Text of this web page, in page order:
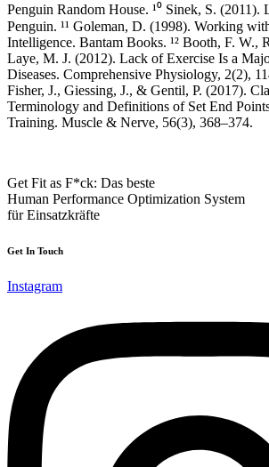
Penguin Random House. ¹⁰ Sinek, S. (2011).
Penguin. ¹¹ Goleman, D. (1998). Working
Intelligence. Bantam Books. ¹² Booth, F. W.,
Laye, M. J. (2012). Lack of Exercise Is a
Diseases. Comprehensive Physiology, 2(2),
Fisher, J., Giessing, J., & Gentil, P. (2017).
Terminology and Definitions of Set End
Training. Muscle & Nerve, 56(3), 368–374.
Get Fit as F*ck: Das beste
Human Performance Optimization System
für Einsatzkräfte
Get In Touch
Instagram